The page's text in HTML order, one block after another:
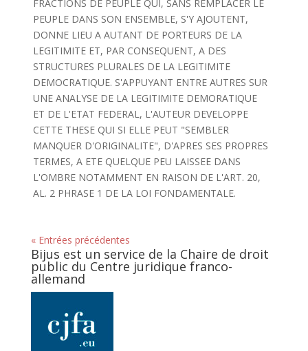
FRACTIONS DE PEUPLE QUI, SANS REMPLACER LE
PEUPLE DANS SON ENSEMBLE, S'Y AJOUTENT,
DONNE LIEU A AUTANT DE PORTEURS DE LA
LEGITIMITE ET, PAR CONSEQUENT, A DES
STRUCTURES PLURALES DE LA LEGITIMITE
DEMOCRATIQUE. S'APPUYANT ENTRE AUTRES SUR
UNE ANALYSE DE LA LEGITIMITE DEMORATIQUE
ET DE L'ETAT FEDERAL, L'AUTEUR DEVELOPPE
CETTE THESE QUI SI ELLE PEUT "SEMBLER
MANQUER D'ORIGINALITE", D'APRES SES PROPRES
TERMES, A ETE QUELQUE PEU LAISSEE DANS
L'OMBRE NOTAMMENT EN RAISON DE L'ART. 20,
AL. 2 PHRASE 1 DE LA LOI FONDAMENTALE.
« Entrées précédentes
Bijus est un service de la Chaire de droit
public du Centre juridique franco-
allemand